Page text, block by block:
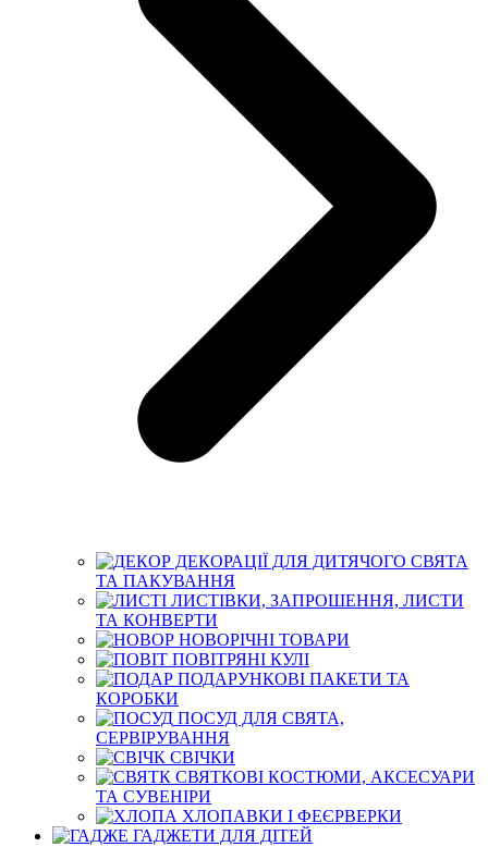
ДЕКОРАЦІЇ ДЛЯ ДИТЯЧОГО СВЯТА
ТА ПАКУВАННЯ
ЛИСТІВКИ, ЗАПРОШЕННЯ, ЛИСТИ
ТА КОНВЕРТИ
НОВОРІЧНІ ТОВАРИ
ПОВІТРЯНІ КУЛІ
ПОДАРУНКОВІ ПАКЕТИ ТА
КОРОБКИ
ПОСУД ДЛЯ СВЯТА,
СЕРВІРУВАННЯ
СВІЧКИ
СВЯТКОВІ КОСТЮМИ, АКСЕСУАРИ
ТА СУВЕНІРИ
ХЛОПАВКИ І ФЕЄРВЕРКИ
ГАДЖЕТИ ДЛЯ ДІТЕЙ